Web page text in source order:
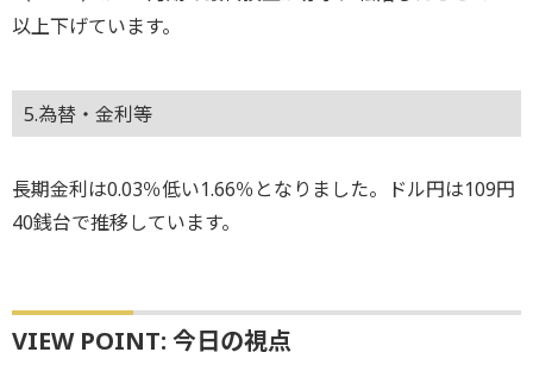
以上下げています。
5.為替・金利等
長期金利は0.03％低い1.66％となりました。ドル円は109円
40銭台で推移しています。
VIEW POINT: 今日の視点